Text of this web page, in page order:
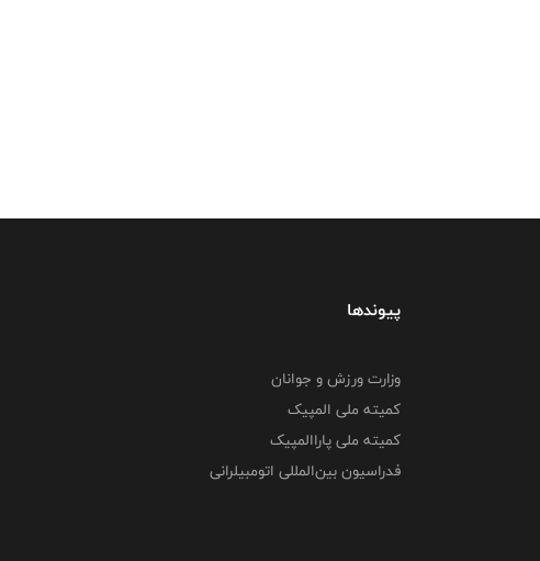
پیوندها
وزارت ورزش و جوانان
کمیته ملی المپیک
کمیته ملی پاراالمپیک
فدراسیون بین‌المللی اتومبیلرانی